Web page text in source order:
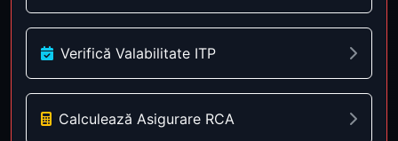
Verifică Valabilitate ITP
Calculează Asigurare RCA